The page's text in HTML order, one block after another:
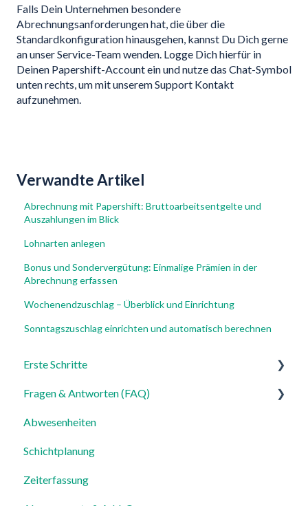
Falls Dein Unternehmen besondere
Abrechnungsanforderungen hat, die über die
Standardkonfiguration hinausgehen, kannst Du Dich gerne
an unser Service-Team wenden. Logge Dich hierfür in
Deinen Papershift-Account ein und nutze das Chat-Symbol
unten rechts, um mit unserem Support Kontakt
aufzunehmen.
Verwandte Artikel
Abrechnung mit Papershift: Bruttoarbeitsentgelte und
Auszahlungen im Blick
Lohnarten anlegen
Bonus und Sondervergütung: Einmalige Prämien in der
Abrechnung erfassen
Wochenendzuschlag – Überblick und Einrichtung
Sonntagszuschlag einrichten und automatisch berechnen
Erste Schritte
Für Admins
Für Mitarbeiter
Einstellungen
Fragen & Antworten (FAQ)
Login, Account & Sicherheit
Mitarbeiterverwaltung
Mitarbeiterprofile & Stammdaten
Abwesenheiten
Schichtplanung
Zeiterfassung